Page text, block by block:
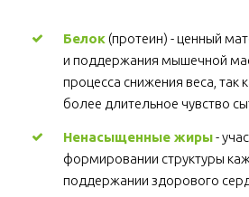
Белок (протеин) - ценный
и поддержания мышечной
процесса снижения веса, так
более длительное чувство
Ненасыщенные жиры -
формировании структуры
поддержании здорового